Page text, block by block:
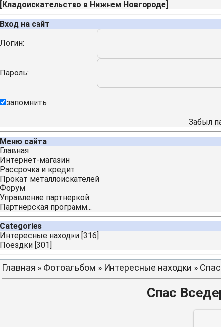
[Кладоискательство в Нижнем Новгороде]
Вход на сайт
Логин:
Пароль:
запомнить
Забыл
Меню сайта
Главная
Интернет-магазин
Рассрочка и кредит
Прокат металлоискателей
Форум
Управление партнеркой
Партнерская программ...
Categories
Интересные находки [316]
Поездки [301]
Главная » Фотоальбом » Интересные находки »
Спас